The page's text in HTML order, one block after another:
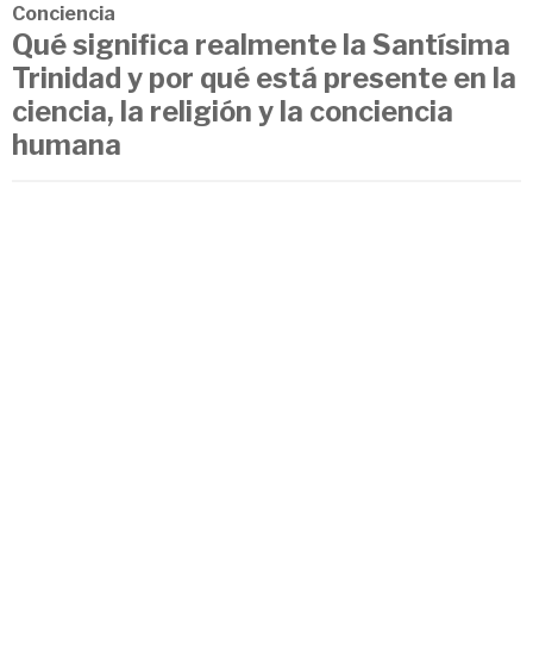
Conciencia
Qué significa realmente la Santísima
Trinidad y por qué está presente en la
ciencia, la religión y la conciencia
humana